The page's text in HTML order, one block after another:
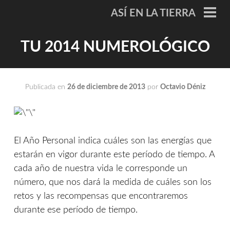
ASÍ EN LA TIERRA
TU 2014 NUMEROLÓGICO
Publicada en 26 de diciembre de 2013por Octavio Déniz
El Año Personal indica cuáles son las energías que
estarán en vigor durante este período de tiempo. A
cada año de nuestra vida le corresponde un
número, que nos dará la medida de cuáles son los
retos y las recompensas que encontraremos
durante ese período de tiempo.